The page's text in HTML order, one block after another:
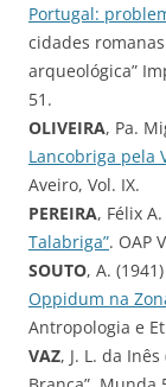
Portugal:
cidades
arqueológica”
51.
OLIVEIRA, Pa.
Lancobriga pela
Aveiro, Vol. IX.
PEREIRA, Félix
Talabriga”. OAP
SOUTO, A.
Oppidum na
Antropologia e
VAZ, J. L. da